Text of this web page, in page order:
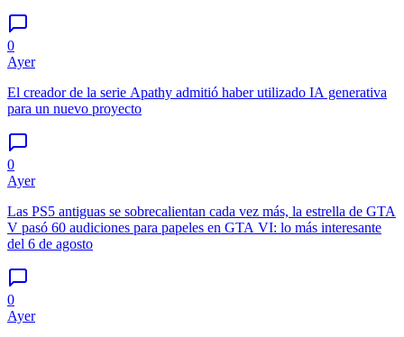
0
Ayer
El creador de la serie Apathy admitió haber utilizado IA generativa
para un nuevo proyecto
0
Ayer
Las PS5 antiguas se sobrecalientan cada vez más, la estrella de GTA
V pasó 60 audiciones para papeles en GTA VI: lo más interesante
del 6 de agosto
0
Ayer